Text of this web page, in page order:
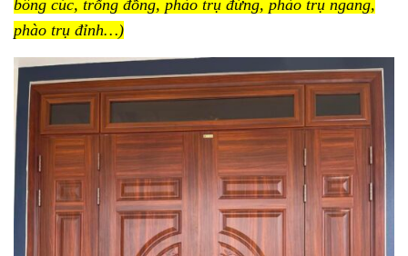
bông cúc, trống đồng, phào trụ đứng, phào trụ ngang,
phào trụ đỉnh…)